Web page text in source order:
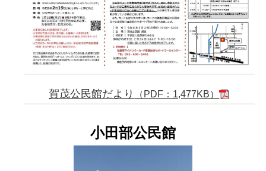
賀茂公民館だより （PDF：1,477KB）
小田部公民館